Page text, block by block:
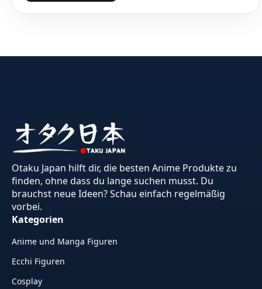
Otaku Japan hilft dir, die besten Anime Produkte zu
finden, ohne dass du lange suchen musst. Du
brauchst neue Ideen? Schau einfach regelmäßig
vorbei.
Kategorien
Anime und Manga Figuren
Ecchi Figuren
Cosplay